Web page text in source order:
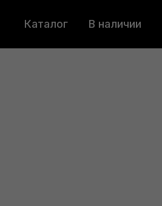
Каталог В наличии